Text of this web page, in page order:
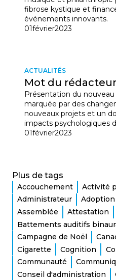
fibrose kystique et
événements innovants.
01février2023
ACTUALITÉS
Mot du rédacteur
Présentation du
marquée par des
nouveaux projets et un
impacts psychologiques
01février2023
Plus de tags
Accouchement Activité
Administrateur
Adoption
Assemblée
Attestation
Battements auditifs
Campagne de Noël
Cigarette
Cognition
Communauté
Conseil d'administration